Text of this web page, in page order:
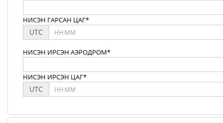
НИСЭН ГАРСАН ЦАГ*
UTC
НИСЭН ИРСЭН АЭРОДРОМ*
НИСЭН ИРСЭН ЦАГ*
UTC